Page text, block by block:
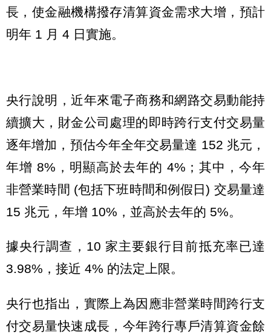
長，使金融機構撥存清算資金需求大增，預計
明年 1 月 4 日實施。
央行說明，近年來電子商務和網路交易動能持
續擴大，財金公司處理的即時跨行支付交易量
逐年增加，預估今年全年交易量達 152 兆元，
年增 8%，明顯高於去年的 4%；其中，今年
非營業時間 (包括下班時間和例假日) 交易量達
15 兆元，年增 10%，並高於去年的 5%。
據央行調查，10 家主要銀行目前抵充率已達
3.98%，接近 4% 的法定上限。
央行也指出，實際上為因應非營業時間跨行支
付交易量快速成長，今年跨行專戶清算資金餘